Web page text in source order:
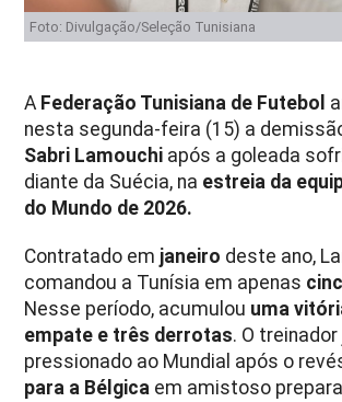
Foto: Divulgação/Seleção Tunisiana
A Federação Tunisiana de Futebol
nesta segunda-feira (15) a
Sabri Lamouchi após a goleada
diante da Suécia, na estreia da
do Mundo de 2026.
Contratado em janeiro deste ano,
comandou a Tunísia em apenas
Nesse período, acumulou uma
empate e três derrotas. O
pressionado ao Mundial após o
para a Bélgica em amistoso